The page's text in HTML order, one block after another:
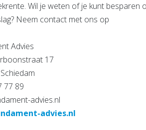
Wil je weten of je kunt besparen
Neem contact met ons op
Advies
17
77 89
advies.nl
advies.nl